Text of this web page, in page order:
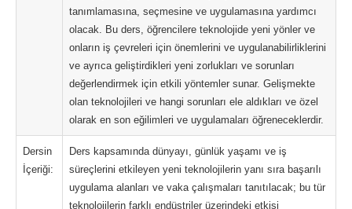
tanımlamasına, seçmesine ve uygulamasına yardımcı
olacak. Bu ders, öğrencilere teknolojide yeni yönler ve
onların iş çevreleri için önemlerini ve uygulanabilirliklerini
ve ayrıca geliştirdikleri yeni zorlukları ve sorunları
değerlendirmek için etkili yöntemler sunar. Gelişmekte
olan teknolojileri ve hangi sorunları ele aldıkları ve özel
olarak en son eğilimleri ve uygulamaları öğreneceklerdir.
Dersin
İçeriği:
Ders kapsamında dünyayı, günlük yaşamı ve iş
süreçlerini etkileyen yeni teknolojilerin yanı sıra başarılı
uygulama alanları ve vaka çalışmaları tanıtılacak; bu tür
teknolojilerin farklı endüstriler üzerindeki etkisi